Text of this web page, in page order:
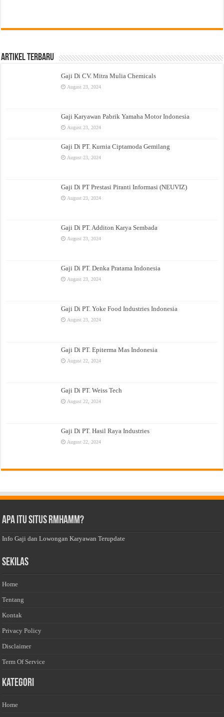
Artikel Terbaru
Gaji Di CV. Mitra Mulia Chemicals
August 23, 2024
Gaji Karyawan Pabrik Yamaha Motor Indonesia
August 23, 2024
Gaji Di PT. Kurnia Ciptamoda Gemilang
August 23, 2024
Gaji Di PT Prestasi Piranti Informasi (NEUVIZ)
August 23, 2024
Gaji Di PT. Additon Karya Sembada
August 23, 2024
Gaji Di PT. Denka Pratama Indonesia
August 23, 2024
Gaji Di PT. Yoke Food Industries Indonesia
August 23, 2024
Gaji Di PT. Epiterma Mas Indonesia
August 22, 2024
Gaji Di PT. Weiss Tech
August 22, 2024
Gaji Di PT. Hasil Raya Industries
August 22, 2024
Apa Itu Situs Rmhamm?
Info Gaji dan Lowongan Karyawan Terupdate
Sekilas
Home
Tentang
Kontak
Privacy Policy
Disclaimer
Term Of Service
Kategori
Home